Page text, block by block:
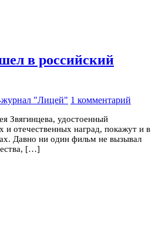
в российский
журнал "Лицей" 1 комментарий
удостоенный
отечественных наград, покажут и в
Давно ни один фильм не вызывал
[…]